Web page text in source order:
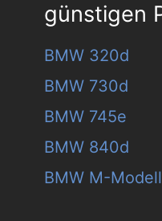
günstigen
BMW 320d
BMW 730d
BMW 745e
BMW 840d
BMW M-